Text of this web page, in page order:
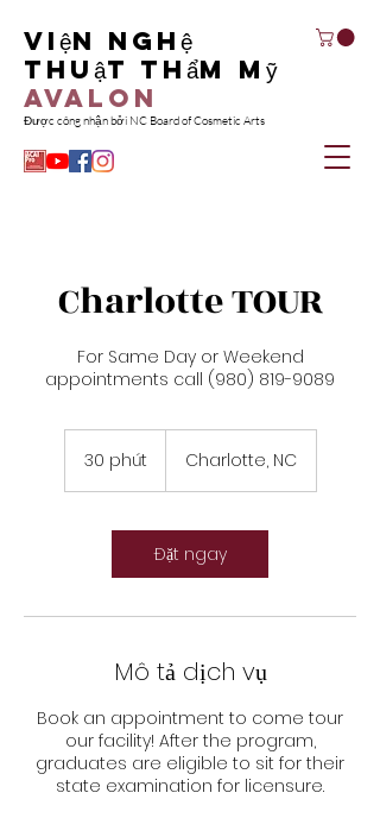
Viện nghệ
thuật thẩm mỹ
Avalon
Được công nhận bởi NC Board of Cosmetic Arts
Charlotte TOUR
For Same Day or Weekend
appointments call (980) 819-9089
30 phút
h
ú
t
Charlotte, NC
Đặt ngay
Mô tả dịch vụ
Book an appointment to come tour
our facility! After the program,
graduates are eligible to sit for their
state examination for licensure.